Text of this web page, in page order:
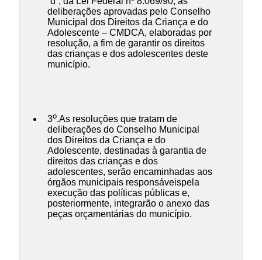
deliberações aprovadas pelo Conselho
Municipal dos Direitos da Criança e do
Adolescente – CMDCA, elaboradas por
resolução, a fim de garantir os direitos
das crianças e dos adolescentes deste
município.
3o.As resoluções que tratam de
deliberações do Conselho Municipal
dos Direitos da Criança e do
Adolescente, destinadas à garantia de
direitos das crianças e dos
adolescentes, serão encaminhadas aos
órgãos municipais responsáveispela
execução das políticas públicas e,
posteriormente, integrarão o anexo das
peças orçamentárias do município.